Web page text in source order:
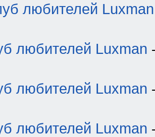
любителей Luxman
любителей Luxman
любителей Luxman
любителей Luxman